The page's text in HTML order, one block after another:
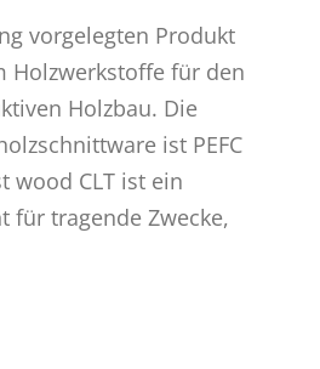
vorgelegten Produkt
Holzwerkstoffe für den
Holzbau. Die
ist PEFC
wood CLT ist ein
für tragende Zwecke,